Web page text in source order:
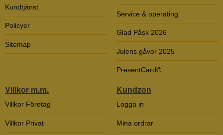
Kundtjänst
Policyer
Sitemap
Service & operating
Glad Påsk 2026
Julens gåvor 2025
PresentCard©
Villkor m.m.
Villkor Företag
Villkor Privat
Kundzon
Logga in
Mina ordrar